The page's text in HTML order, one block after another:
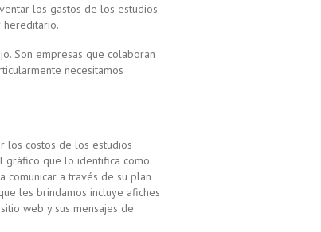
los gastos de los estudios
hereditario.
Son empresas que colaboran
necesitamos
los costos de los estudios
gráfico que lo identifica como
comunicar a través de su plan
les brindamos incluye afiches
web y sus mensajes de